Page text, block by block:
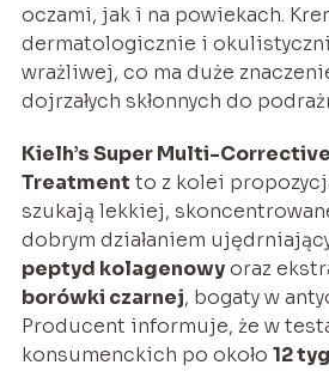
oczami, jak i na powiekach.
dermatologicznie i
wrażliwej, co ma duże
dojrzałych skłonnych do
Kielh’s Super Multi-Corrective
Treatment to z kolei
szukają lekkiej,
dobrym działaniem
peptyd kolagenowyoraz
borówki czarnej, bogaty w
Producent informuje, że w
konsumenckich po około 12